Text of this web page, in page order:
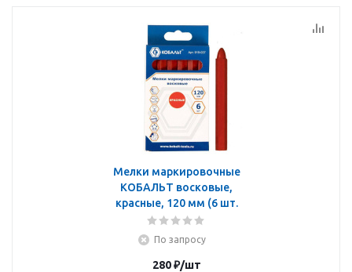
Мелки маркировочные
КОБАЛЬТ восковые,
красные, 120 мм (6 шт.
По запросу
280₽/шт